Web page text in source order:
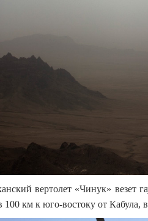
вертолет «Чинук» везет
100 км к юго-востоку от Кабула,